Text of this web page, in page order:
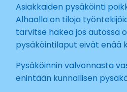
Asiakkaiden pysäköinti
Alhaalla on tiloja
tarvitse hakea jos autossa
pysäköintilaput eivät enää
Pysäköinnin valvonnasta
enintään kunnallisen